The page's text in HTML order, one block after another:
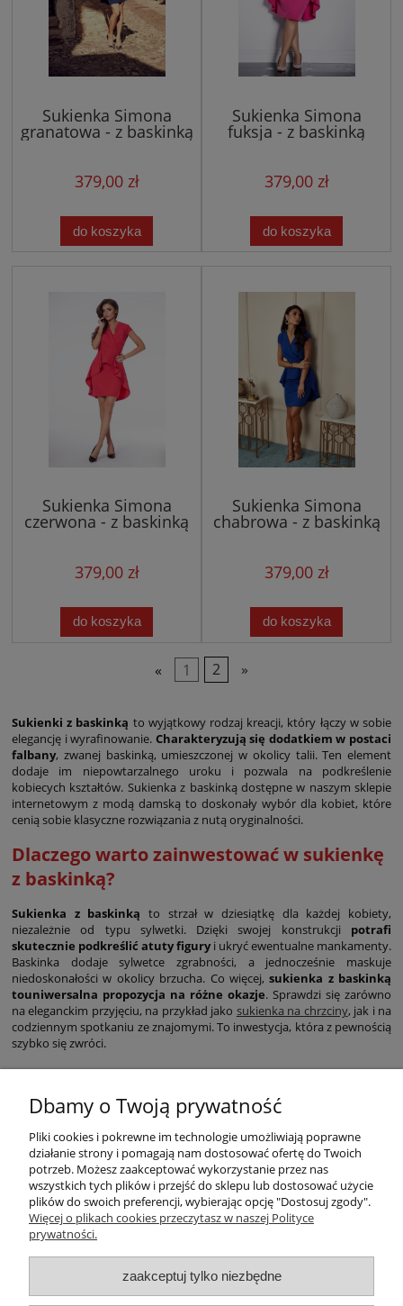
Sukienka Simona
granatowa - z baskinką
379,00 zł
do koszyka
Sukienka Simona
fuksja - z baskinką
379,00 zł
do koszyka
Sukienka Simona
czerwona - z baskinką
379,00 zł
do koszyka
Sukienka Simona
chabrowa - z baskinką
379,00 zł
do koszyka
« 1 2 »
Sukienki z baskinką to wyjątkowy rodzaj kreacji, który łączy w sobie
elegancję i wyrafinowanie. Charakteryzują się dodatkiem w postaci
falbany, zwanej baskinką, umieszczonej w okolicy talii. Ten element
dodaje im niepowtarzalnego uroku i pozwala na podkreślenie
kobiecych kształtów. Sukienka z baskinką dostępne w naszym sklepie
internetowym z modą damską to doskonały wybór dla kobiet, które
cenią sobie klasyczne rozwiązania z nutą oryginalności.
Dlaczego warto zainwestować w sukienkę
z baskinką?
Sukienka z baskinką to strzał w dziesiątkę dla każdej kobiety,
niezależnie od typu sylwetki. Dzięki swojej konstrukcji potrafi
skutecznie podkreślić atuty figuryi ukryć ewentualne mankamenty.
Baskinka dodaje sylwetce zgrabności, a jednocześnie maskuje
niedoskonałości w okolicy brzucha. Co więcej,sukienka z baskinką
touniwersalna propozycja na różne okazje. Sprawdzi się zarówno
na eleganckim przyjęciu, na przykład jako sukienka na chrzciny, jak i na
codziennym spotkaniu ze znajomymi. To inwestycja, która z pewnością
szybko się zwróci.
Warunki zakupów
Moje konto
Płatności i dostawa
Dbamy o Twoją prywatność
Pliki cookies i pokrewne im technologie umożliwiają poprawne
działanie strony i pomagają nam dostosować ofertę do Twoich
potrzeb. Możesz zaakceptować wykorzystanie przez nas
wszystkich tych plików i przejść do sklepu lub dostosować użycie
plików do swoich preferencji, wybierając opcję "Dostosuj zgody".
Więcej o plikach cookies przeczytasz w naszej Polityce
prywatności.
zaakceptuj tylko niezbędne